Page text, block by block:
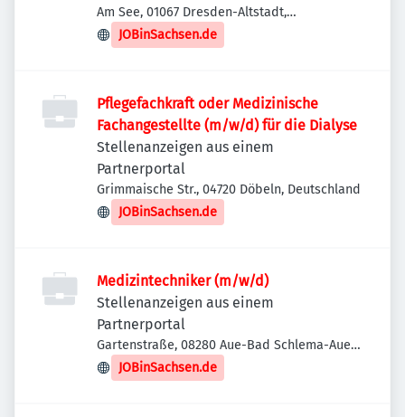
Am See, 01067 Dresden-Altstadt,
Deutschland
JOBinSachsen.de
Pflegefachkraft oder Medizinische
Fachangestellte (m/w/d) für die Dialyse
Stellenanzeigen aus einem
Partnerportal
Grimmaische Str., 04720 Döbeln, Deutschland
JOBinSachsen.de
Medizintechniker (m/w/d)
Stellenanzeigen aus einem
Partnerportal
Gartenstraße, 08280 Aue-Bad Schlema-Aue,
Deutschland
JOBinSachsen.de